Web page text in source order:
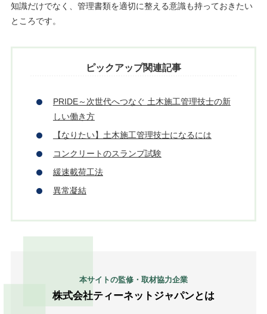
知識だけでなく、管理書類を適切に整える意識も持っておきたい
ところです。
ピックアップ関連記事
PRIDE～次世代へつなぐ 土木施工管理技士の新
しい働き方
【なりたい】土木施工管理技士になるには
コンクリートのスランプ試験
緩速載荷工法
異常凝結
本サイトの監修・取材協力企業
株式会社ティーネットジャパンとは